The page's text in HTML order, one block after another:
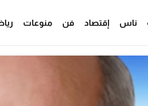
ناس إقتصاد فن منوعات